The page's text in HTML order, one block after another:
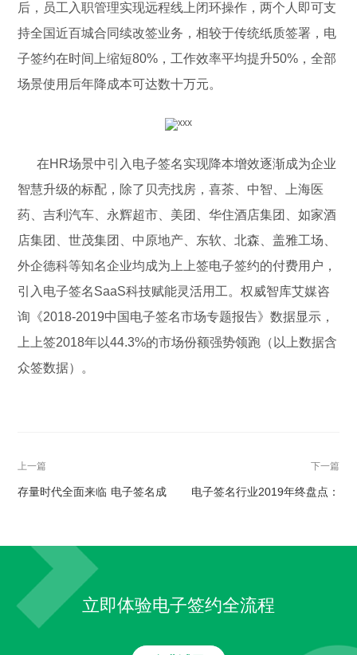
后，员工入职管理实现远程线上闭环操作，两个人即可支
持全国近百城合同续改签业务，相较于传统纸质签署，电
子签约在时间上缩短80%，工作效率平均提升50%，全部
场景使用后年降成本可达数十万元。
在HR场景中引入电子签名实现降本增效逐渐成为企业
智慧升级的标配，除了贝壳找房，喜茶、中智、上海医
药、吉利汽车、永辉超市、美团、华住酒店集团、如家酒
店集团、世茂集团、中原地产、东软、北森、盖雅工场、
外企德科等知名企业均成为上上签电子签约的付费用户，
引入电子签名SaaS科技赋能灵活用工。权威智库艾媒咨
询《2018-2019中国电子签名市场专题报告》数据显示，
上上签2018年以44.3%的市场份额强势领跑（以上数据含
众签数据）。
上一篇
存量时代全面来临 电子签名成
下一篇
电子签名行业2019年终盘点：
立即体验电子签约全流程